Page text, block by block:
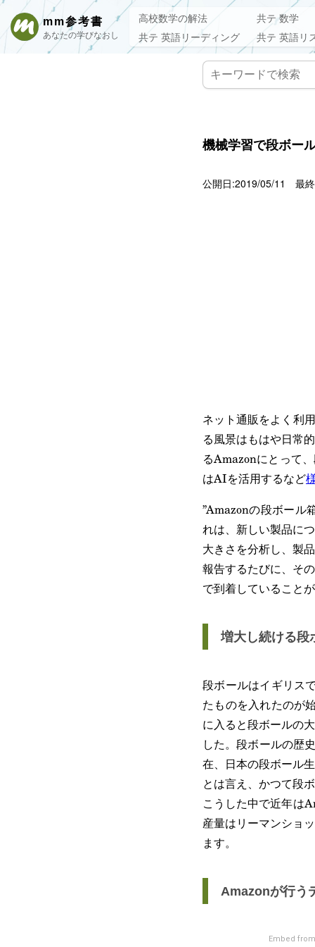
mm参考書
あなたの学びなおし
高校数学の解法
共テ 数学
共テ 英語リーディング
共テ 英語リ
機械学習で段ボー
公開日:2019/05/11 最
ネット通販をよく利
る風景はもはや日常
るAmazonにとって
はAIを活用するなど
”Amazonの段ボール
れは、新しい製品に
大きさを分析し、製
報告するたびに、そ
で到着していること
増大し続ける段
段ボールはイギリス
たものを入れたのが
に入ると段ボールの
した。段ボールの歴
在、日本の段ボール
とは言え、かつて段
こうした中で近年は
産量はリーマンショ
ます。
Amazonが行う
Embed